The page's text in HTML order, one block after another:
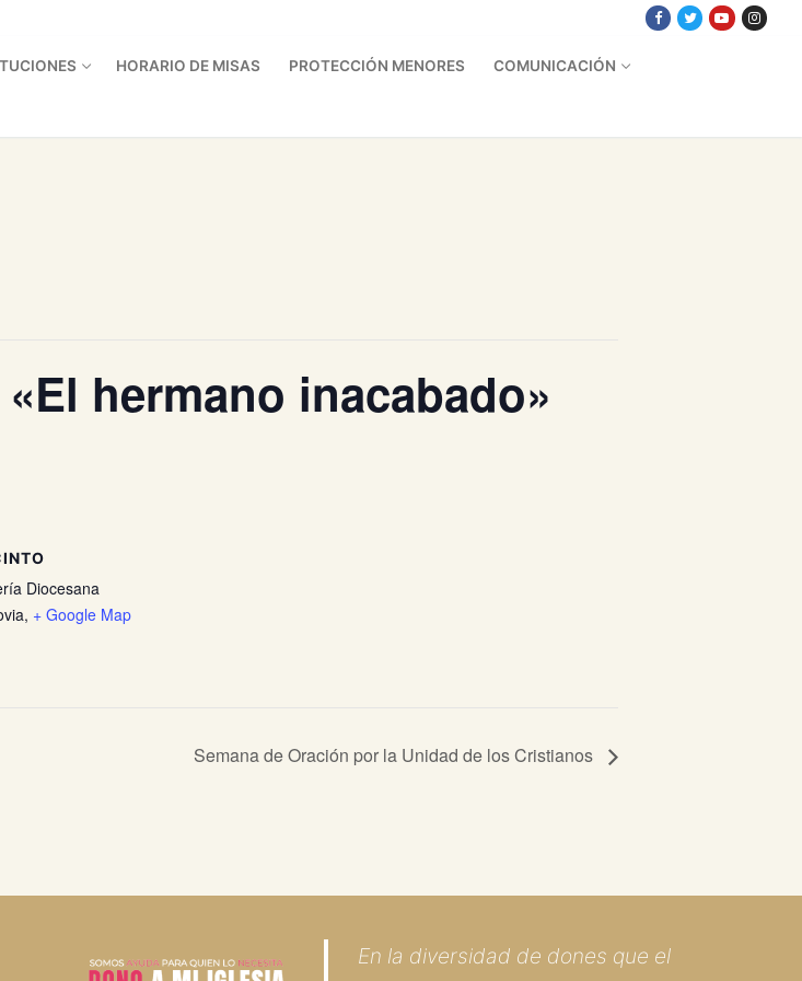
HORARIO DE MISAS PROTECCIÓN MENORES COMUNICACIÓN
hermano inacabado»
Diocesana
, + Google Map
Semana de Oración por la Unidad de los Cristianos
En la diversidad de dones que el